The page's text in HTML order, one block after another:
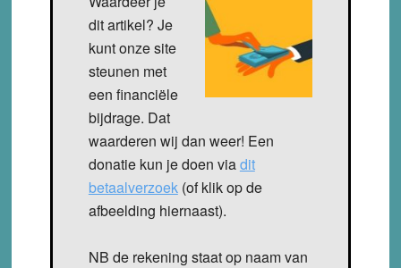
dit artikel? Je
kunt onze site
steunen met
een financiële
bijdrage. Dat
waarderen wij dan weer! Een
donatie kun je doen viadit
betaalverzoek(of klik op de
afbeelding hiernaast).
NB de rekening staat op naam van